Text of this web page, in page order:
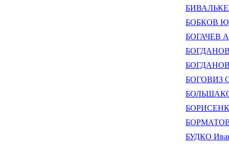
БОБКОВ
БОГАЧЕВ
БОГДАНОВ
БОГДАНОВ
БОГОВИЗ
БОРМАТОВ
БУДКО